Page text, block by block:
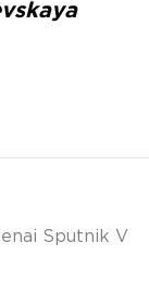
Sputnik V